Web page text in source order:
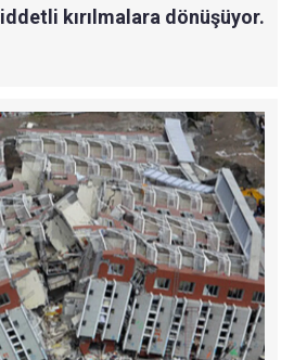
kırılmalara dönüşüyor.